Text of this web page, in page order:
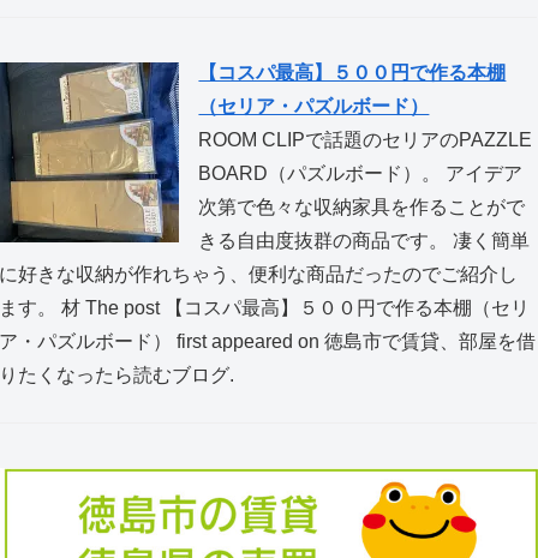
【コスパ最高】５００円で作る本棚
（セリア・パズルボード）
ROOM CLIPで話題のセリアのPAZZLE
BOARD（パズルボード）。 アイデア
次第で色々な収納家具を作ることがで
きる自由度抜群の商品です。 凄く簡単
に好きな収納が作れちゃう、便利な商品だったのでご紹介し
ます。 材 The post 【コスパ最高】５００円で作る本棚（セリ
ア・パズルボード） first appeared on 徳島市で賃貸、部屋を借
りたくなったら読むブログ.